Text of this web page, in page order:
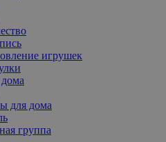
игрушек
для дома
группа